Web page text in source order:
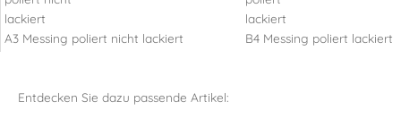
A3 Messing poliert nicht lackiert B4 Messing poliert lackiert
Entdecken Sie dazu passende Artikel: